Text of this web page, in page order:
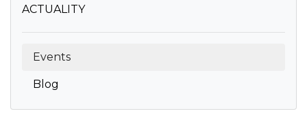
ACTUALITY
Events
Blog